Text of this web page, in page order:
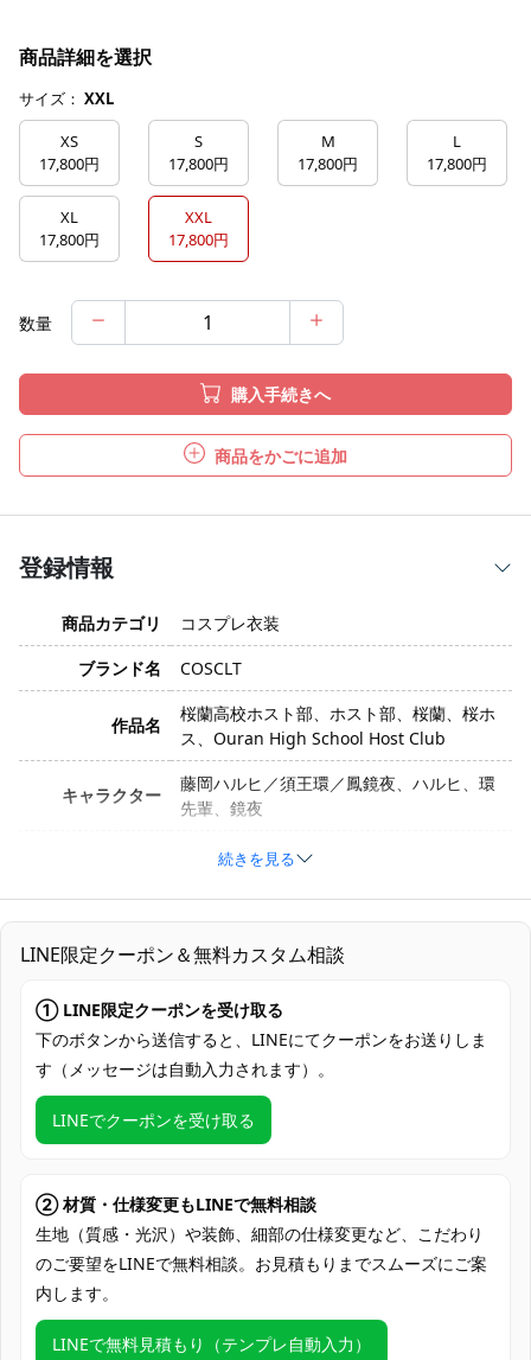
商品詳細を選択
サイズ： XXL
XS
17,800円
S
17,800円
M
17,800円
L
17,800円
XL
17,800円
XXL
17,800円
数量
購入手続きへ
商品をかごに追加
登録情報
商品カテゴリ
コスプレ衣装
ブランド名
COSCLT
作品名
桜蘭高校ホスト部、ホスト部、桜蘭、桜ホ
ス、Ouran High School Host Club
キャラクター
藤岡ハルヒ／須王環／鳳鏡夜、ハルヒ、環
先輩、鏡夜
私立桜蘭学院 男子制服
サイズ
XS、S、M、L、XL、XXL
素材
ツイル生地
加工に7～15営業日、配送に5～7営業日
（※土日祝除く）、合計で12～22営業日程
度でお届け
クレジットカード（VISA、Master、JCB、
使用場所
コミケ・大型即売会、アコスタ・コスプレ
イベント、スタジオ撮影・ロケ撮、学園合
わせ・作品合わせ、ハロウィン仮装、文化
ーマカフェ出勤・接客コス、オフ会・交流
会
続きを見る
LINE限定クーポン＆無料カスタム相談
① LINE限定クーポンを受け取る
下のボタンから送信すると、LINEにてクーポンをお送りしま
す（メッセージは自動入力されます）。
LINEでクーポンを受け取る
② 材質・仕様変更もLINEで無料相談
生地（質感・光沢）や装飾、細部の仕様変更など、こだわり
のご要望をLINEで無料相談。お見積もりまでスムーズにご案
内します。
LINEで無料見積もり（テンプレ自動入力）